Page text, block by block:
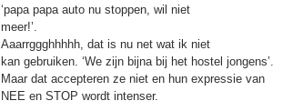
‘papa papa auto nu stoppen, wil niet
meer!’.
Aaarrggghhhhh, dat is nu net wat ik niet
kan gebruiken. ‘We zijn bijna bij het hostel jongens’.
Maar dat accepteren ze niet en hun expressie van
NEE en STOP wordt intenser.